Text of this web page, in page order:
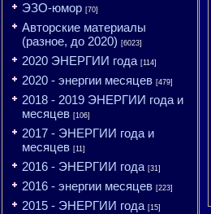
ЭЗО-юмор [70]
Авторские материалы
(разное, до 2020) [6023]
2020 ЭНЕРГИИ года [114]
2020 - энергии месяцев [479]
2018 - 2019 ЭНЕРГИИ года и
месяцев [106]
2017 - ЭНЕРГИИ года и
месяцев [11]
2016 - ЭНЕРГИИ года [31]
2016 - энергии месяцев [223]
2015 - ЭНЕРГИИ года [15]